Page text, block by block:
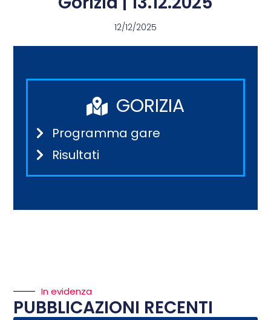
12/12/2025
GORIZIA
Programma gare
Risultati
In evidenza
PUBBLICAZIONI RECENTI